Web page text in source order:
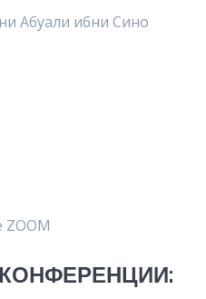
Абуали ибни Сино